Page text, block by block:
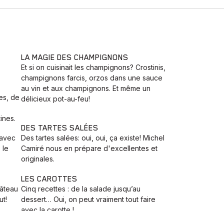
de
LA MAGIE DES CHAMPIGNONS
Et si on cuisinait les champignons? Crostinis,
champignons farcis, orzos dans une sauce
au vin et aux champignons. Et même un
délicieux pot-au-feu!
le
DES TARTES SALÉES
Des tartes salées: oui, oui, ça existe! Michel
Camiré nous en prépare d'excellentes et
originales.
LES CAROTTES
Cinq recettes : de la salade jusqu’au
dessert… Oui, on peut vraiment tout faire